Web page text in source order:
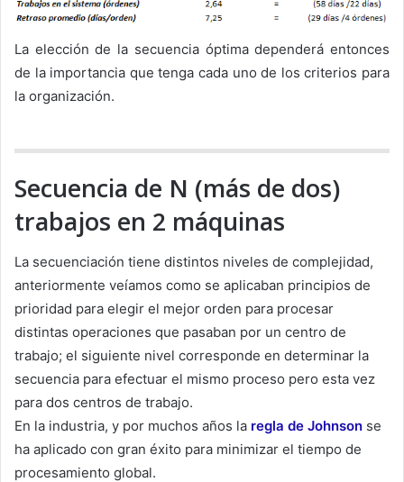
La elección de la secuencia óptima dependerá entonces
de la importancia que tenga cada uno de los criterios para
la organización.
Secuencia de N (más de dos)
trabajos en 2 máquinas
La secuenciación tiene distintos niveles de complejidad,
anteriormente veíamos como se aplicaban principios de
prioridad para elegir el mejor orden para procesar
distintas operaciones que pasaban por un centro de
trabajo; el siguiente nivel corresponde en determinar la
secuencia para efectuar el mismo proceso pero esta vez
para dos centros de trabajo.
En la industria, y por muchos años la regla de Johnson se
ha aplicado con gran éxito para minimizar el tiempo de
procesamiento global.